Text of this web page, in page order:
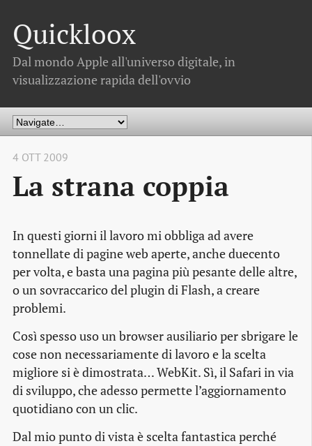
Quickloox
Dal mondo Apple all'universo digitale, in
visualizzazione rapida dell'ovvio
4 OTT 2009
La strana coppia
In questi giorni il lavoro mi obbliga ad avere
tonnellate di pagine web aperte, anche duecento
per volta, e basta una pagina più pesante delle altre,
o un sovraccarico del plugin di Flash, a creare
problemi.
Così spesso uso un browser ausiliario per sbrigare le
cose non necessariamente di lavoro e la scelta
migliore si è dimostrata… WebKit. Sì, il Safari in via
di sviluppo, che adesso permette l’aggiornamento
quotidiano con un clic.
Dal mio punto di vista è scelta fantastica perché